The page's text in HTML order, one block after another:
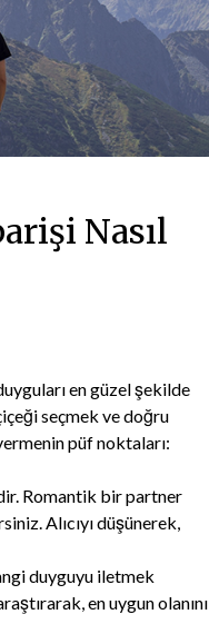
Nasıl
en güzel şekilde
seçmek ve doğru
püf noktaları:
Romantik bir partner
Alıcıyı düşünerek,
duyguyu iletmek
en uygun olanını